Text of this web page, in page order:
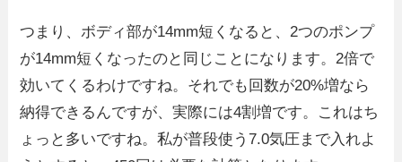
つまり、ボディ部が14mm短くなると、2つのポンプ
が14mm短くなったのと同じことになります。2倍で
効いてくるわけですね。それでも回数が20%増なら
納得できるんですが、実際には4割増です。これはち
ょっと多いですね。私が普段使う7.0気圧まで入れよ